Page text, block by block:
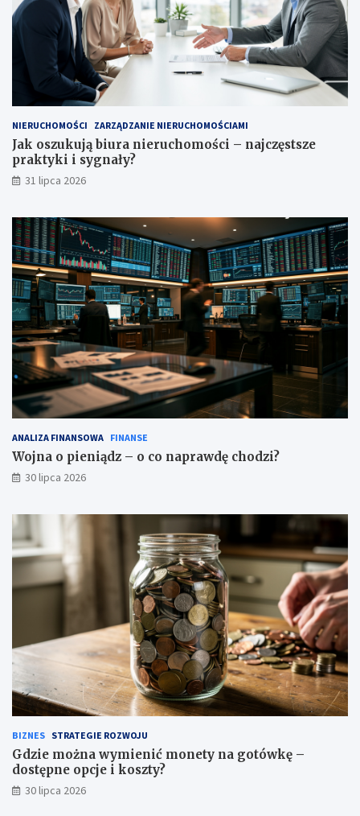
NIERUCHOMOŚCI ZARZĄDZANIE NIERUCHOMOŚCIAMI
Jak oszukują biura nieruchomości – najczęstsze
praktyki i sygnały?
31 lipca 2026
ANALIZA FINANSOWA FINANSE
Wojna o pieniądz – o co naprawdę chodzi?
30 lipca 2026
BIZNES STRATEGIE ROZWOJU
Gdzie można wymienić monety na gotówkę –
dostępne opcje i koszty?
30 lipca 2026